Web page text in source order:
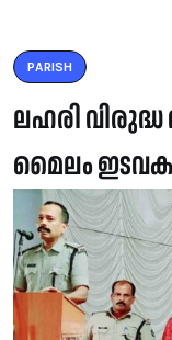
PARISH
ലഹരി വിരുദ്ധ
മൈലം ഇടവക